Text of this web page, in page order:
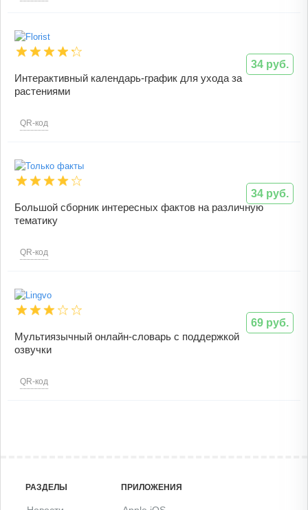
Интерактивный календарь-график для ухода за
растениями
QR-код
34 руб.
Большой сборник интересных фактов на различную
тематику
QR-код
34 руб.
Мультиязычный онлайн-словарь с поддержкой
озвучки
QR-код
69 руб.
РАЗДЕЛЫ ПРИЛОЖЕНИЯ